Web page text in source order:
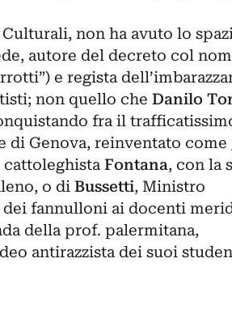
non ha avuto lo
autore del decreto col
e regista
non quello che Danilo
fra il
di Genova, reinventato come
cattoleghistaFontana, con la
o di Bussetti, Ministro
dei fannulloni ai docenti
della prof. palermitana,
antirazzista dei suoi